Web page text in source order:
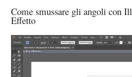
Come smussare gli angoli con
Effetto